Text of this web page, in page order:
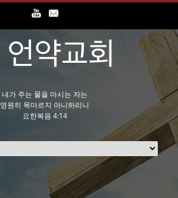
내가 주는 물을 마시는 자는
영원히 목마르지 아니하리니
요한복음 4:14